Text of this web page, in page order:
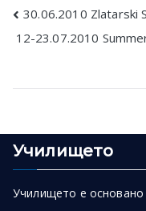
Post
navigation
30.06.2010 Zlatarski
12-23.07.2010
Училището
Училището е основано